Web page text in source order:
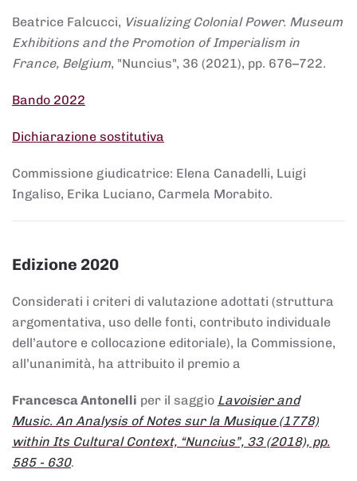
Beatrice Falcucci, Visualizing Colonial Power. Museum
Exhibitions and the Promotion of Imperialism in
France, Belgium, "Nuncius", 36 (2021), pp. 676–722.
Bando 2022
Dichiarazione sostitutiva
Commissione giudicatrice: Elena Canadelli, Luigi
Ingaliso, Erika Luciano, Carmela Morabito.
Edizione 2020
Considerati i criteri di valutazione adottati (struttura
argomentativa, uso delle fonti, contributo individuale
dell’autore e collocazione editoriale), la Commissione,
all’unanimità, ha attribuito il premio a
Francesca Antonelli per il saggio Lavoisier and
Music. An Analysis of Notes sur la Musique (1778)
within Its Cultural Context, “Nuncius”, 33 (2018), pp.
585 - 630.